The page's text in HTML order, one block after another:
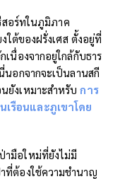
อร์ทในภูมิภาค
ใต้ของฝรั่งเศส ตั้งอยู่ที่
เนื่องจากอยู่ใกล้กับธาร
นอกจากจะเป็นลานสกี
ยังเหมาะสำหรับการ
รือนและภูเขาโดย
ามือใหม่ที่ยังไม่มี
ที่ต้องใช้ความชำนาญ